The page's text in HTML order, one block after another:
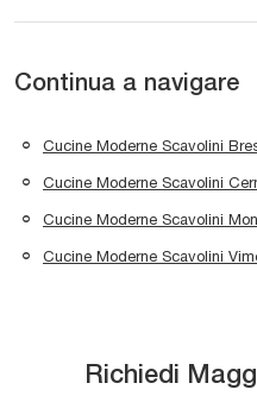
Continua a navigare
Cucine Moderne Scavolini
Cucine Moderne Scavolini
Cucine Moderne Scavolini
Cucine Moderne Scavolini
Richiedi